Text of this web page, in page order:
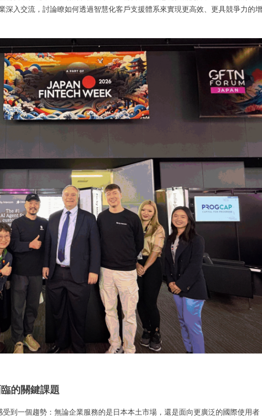
深入交流，討論瞭如何透過智慧化客戶支援體系來實現更高效、更具競爭力的增
的關鍵課題
到一個趨勢：無論企業服務的是日本本土市場，還是面向更廣泛的國際使用者